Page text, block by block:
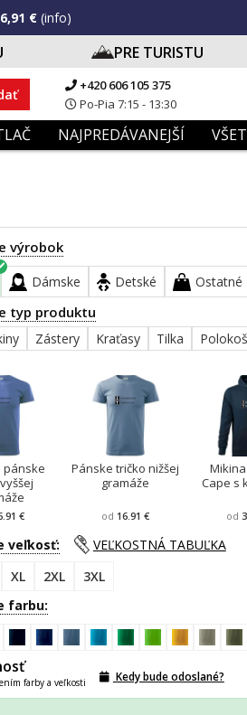
€ (info)
PRE TURISTU
+420 606 105 375
Po-Pia 7:15 - 13:30
NAJPREDÁVANEJŠÍ
výrobok
Dámske Detské Ostatné
typ produktu
Zástery Kraťasy Tilka
pánske
€
Pánske tričko nižšej
gramáže
od 16.91 €
Cape s
od
veľkosť:
VEĽKOSTNÁ TABUĽKA
XL 2XL
3XL
farbu:
farby a veľkosti Kedy bude odoslané?